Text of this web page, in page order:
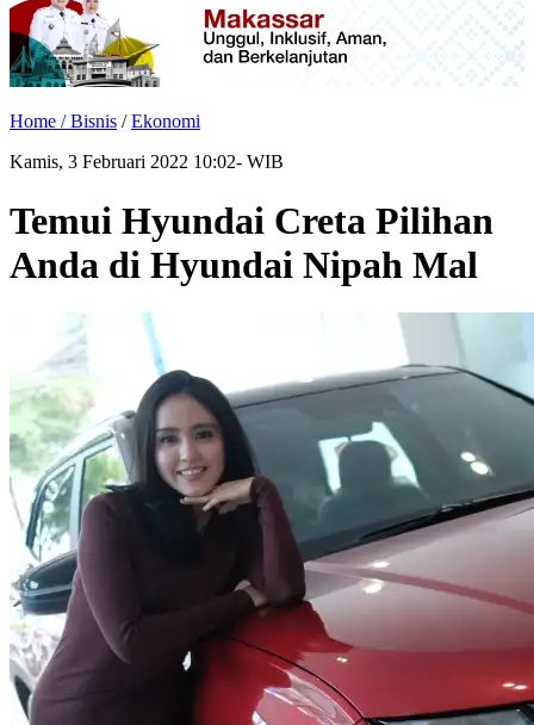
Home /Bisnis /Ekonomi
Kamis, 3 Februari 2022 10:02- WIB
Temui Hyundai Creta Pilihan
Anda di Hyundai Nipah Mal